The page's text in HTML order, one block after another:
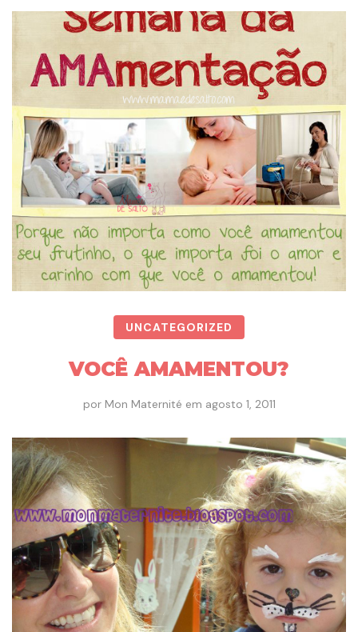
UNCATEGORIZED
VOCÊ AMAMENTOU?
por Mon Maternité em agosto 1, 2011